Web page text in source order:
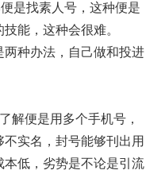
是找素人号，这种便是
能，这种会很难。
种办法，自己做和投进
解便是用多个手机号，
实名，封号能够刊出用
低，劣势是不论是引流